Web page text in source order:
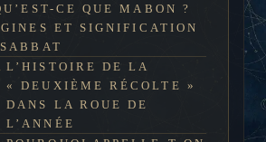
CE QUE MABON ?
ET SIGNIFICATION
L’HISTOIRE DE LA
« DEUXIÈME RÉCOLTE »
DANS LA ROUE DE
L’ANNÉE